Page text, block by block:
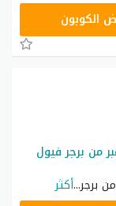
الكوبون
اول طلب أطلب 2 برغبر من برجر فيول
...أكثر